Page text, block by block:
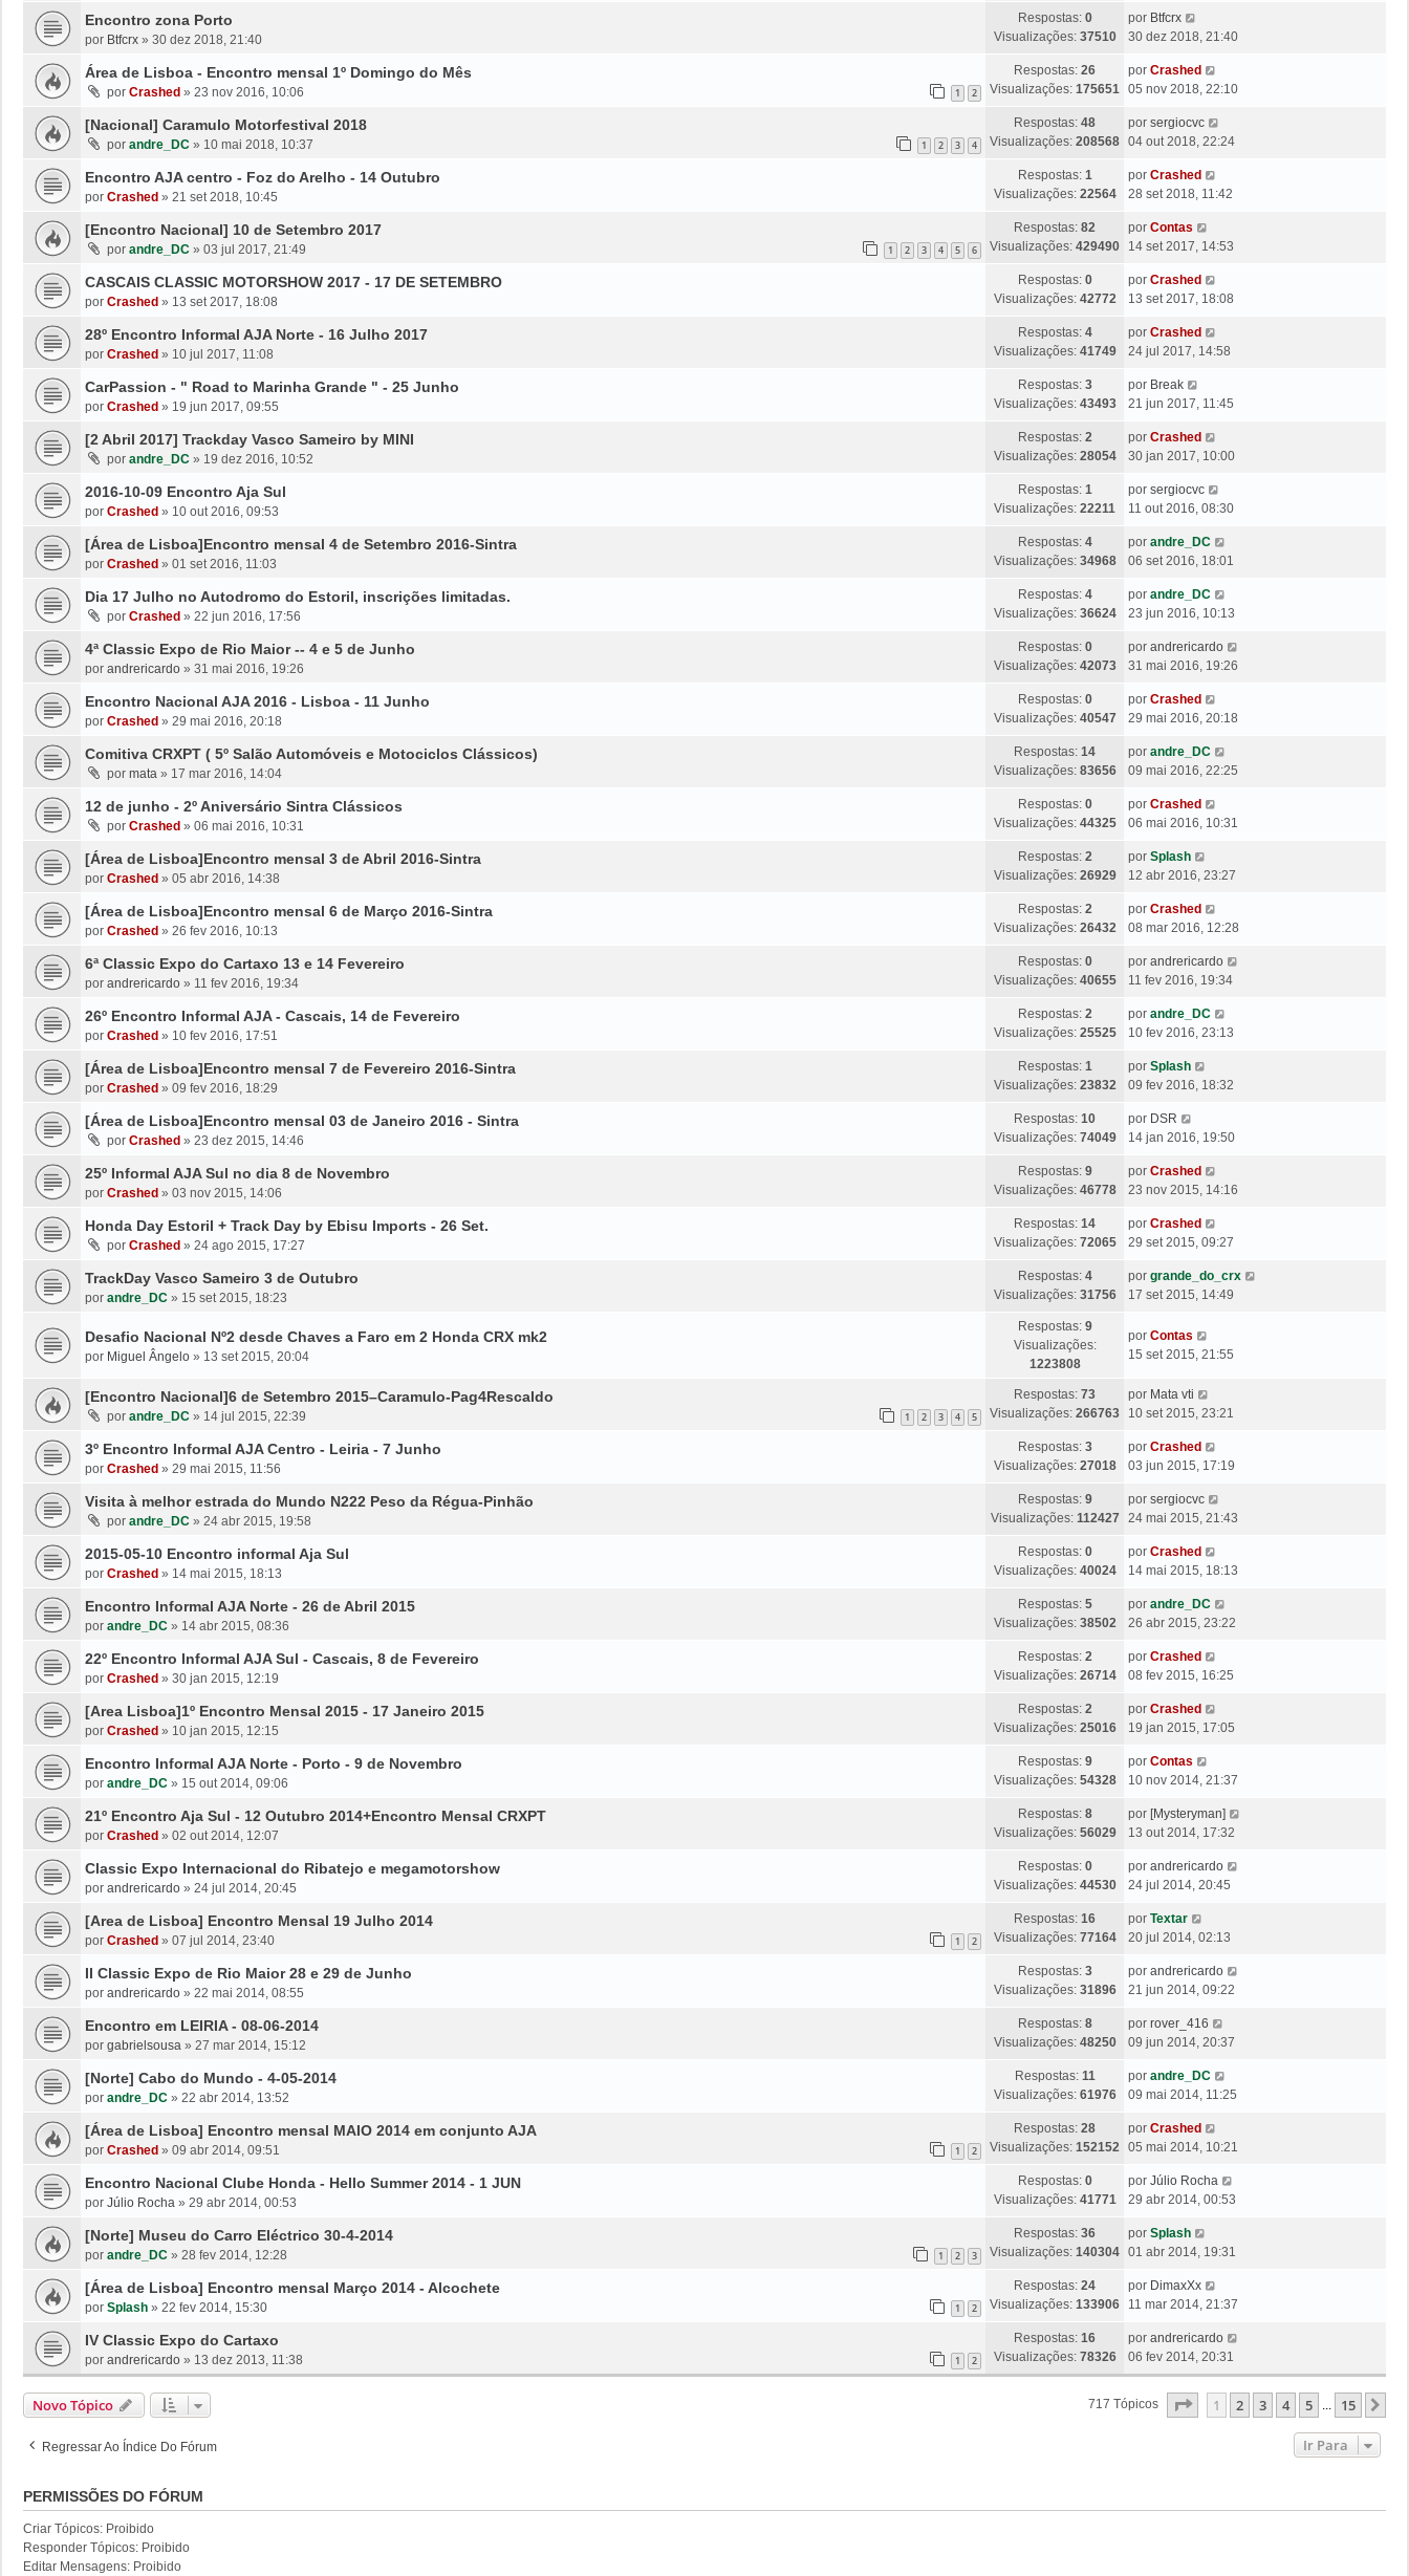
g
e
s
g
e
M
e
s
g
e
i
m
M
e
s
g
e
Encontro zona Porto
por Btfcrx » 30 dez 2018, 21:40
Respostas: 0
Visualizações: 37510
Ú
l
i
m
M
e
s
g
e
por Btfcrx
30 dez 2018, 21:40
Área de Lisboa - Encontro mensal 1º Domingo do Mês
por Crashed » 23 nov 2016, 10:06 1 2
Respostas: 26
Visualizações: 175651
Ú
l
i
m
M
e
s
g
e
por Crashed
05 nov 2018, 22:10
[Nacional] Caramulo Motorfestival 2018
por andre_DC » 10 mai 2018, 10:37 1 2 3 4
Respostas: 48
Visualizações: 208568
Ú
l
i
m
M
e
s
g
e
por sergiocvc
04 out 2018, 22:24
Encontro AJA centro - Foz do Arelho - 14 Outubro
por Crashed » 21 set 2018, 10:45
Respostas: 1
Visualizações: 22564
Ú
l
i
m
M
e
s
g
e
por Crashed
28 set 2018, 11:42
[Encontro Nacional] 10 de Setembro 2017
por andre_DC » 03 jul 2017, 21:49 1 2 3 4 5 6
Respostas: 82
Visualizações: 429490
Ú
l
i
m
M
e
s
g
e
por Contas
14 set 2017, 14:53
CASCAIS CLASSIC MOTORSHOW 2017 - 17 DE SETEMBRO
por Crashed » 13 set 2017, 18:08
Respostas: 0
Visualizações: 42772
Ú
l
i
m
M
e
s
g
e
por Crashed
13 set 2017, 18:08
28º Encontro Informal AJA Norte - 16 Julho 2017
por Crashed » 10 jul 2017, 11:08
Respostas: 4
Visualizações: 41749
Ú
l
i
m
M
e
s
g
e
por Crashed
24 jul 2017, 14:58
CarPassion - " Road to Marinha Grande " - 25 Junho
por Crashed » 19 jun 2017, 09:55
Respostas: 3
Visualizações: 43493
Ú
l
i
m
M
e
s
g
e
por Break
21 jun 2017, 11:45
[2 Abril 2017] Trackday Vasco Sameiro by MINI
por andre_DC » 19 dez 2016, 10:52
Respostas: 2
Visualizações: 28054
Ú
l
i
m
M
e
s
g
e
por Crashed
30 jan 2017, 10:00
2016-10-09 Encontro Aja Sul
por Crashed » 10 out 2016, 09:53
Respostas: 1
Visualizações: 22211
Ú
l
i
m
M
e
s
g
e
por sergiocvc
11 out 2016, 08:30
[Área de Lisboa]Encontro mensal 4 de Setembro 2016-Sintra
por Crashed » 01 set 2016, 11:03
Respostas: 4
Visualizações: 34968
Ú
l
i
m
M
e
s
g
e
por andre_DC
06 set 2016, 18:01
Dia 17 Julho no Autodromo do Estoril, inscrições limitadas.
por Crashed » 22 jun 2016, 17:56
Respostas: 4
Visualizações: 36624
Ú
l
i
m
M
e
s
g
e
por andre_DC
23 jun 2016, 10:13
4ª Classic Expo de Rio Maior -- 4 e 5 de Junho
por andrericardo » 31 mai 2016, 19:26
Respostas: 0
Visualizações: 42073
Ú
l
i
m
M
e
s
g
e
por andrericardo
31 mai 2016, 19:26
Encontro Nacional AJA 2016 - Lisboa - 11 Junho
por Crashed » 29 mai 2016, 20:18
Respostas: 0
Visualizações: 40547
Ú
l
i
m
M
e
s
g
e
por Crashed
29 mai 2016, 20:18
Comitiva CRXPT ( 5º Salão Automóveis e Motociclos Clássicos)
por mata » 17 mar 2016, 14:04
Respostas: 14
Visualizações: 83656
Ú
l
i
m
M
e
s
g
e
por andre_DC
09 mai 2016, 22:25
12 de junho - 2º Aniversário Sintra Clássicos
por Crashed » 06 mai 2016, 10:31
Respostas: 0
Visualizações: 44325
Ú
l
i
m
M
e
s
g
e
por Crashed
06 mai 2016, 10:31
[Área de Lisboa]Encontro mensal 3 de Abril 2016-Sintra
por Crashed » 05 abr 2016, 14:38
Respostas: 2
Visualizações: 26929
Ú
l
i
m
M
e
s
g
e
por Splash
12 abr 2016, 23:27
[Área de Lisboa]Encontro mensal 6 de Março 2016-Sintra
por Crashed » 26 fev 2016, 10:13
Respostas: 2
Visualizações: 26432
Ú
l
i
m
M
e
s
g
e
por Crashed
08 mar 2016, 12:28
6ª Classic Expo do Cartaxo 13 e 14 Fevereiro
por andrericardo » 11 fev 2016, 19:34
Respostas: 0
Visualizações: 40655
Ú
l
i
m
M
e
s
g
e
por andrericardo
11 fev 2016, 19:34
26º Encontro Informal AJA - Cascais, 14 de Fevereiro
por Crashed » 10 fev 2016, 17:51
Respostas: 2
Visualizações: 25525
Ú
l
i
m
M
e
s
g
e
por andre_DC
10 fev 2016, 23:13
[Área de Lisboa]Encontro mensal 7 de Fevereiro 2016-Sintra
por Crashed » 09 fev 2016, 18:29
Respostas: 1
Visualizações: 23832
Ú
l
i
m
M
e
s
g
e
por Splash
09 fev 2016, 18:32
[Área de Lisboa]Encontro mensal 03 de Janeiro 2016 - Sintra
por Crashed » 23 dez 2015, 14:46
Respostas: 10
Visualizações: 74049
Ú
l
i
m
M
e
s
e
m
por DSR
14 jan 2016, 19:50
25º Informal AJA Sul no dia 8 de Novembro
por Crashed » 03 nov 2015, 14:06
Respostas: 9
Visualizações: 46778
Ú
l
i
m
M
e
s
a
e
m
por Crashed
23 nov 2015, 14:16
Honda Day Estoril + Track Day by Ebisu Imports - 26 Set.
por Crashed » 24 ago 2015, 17:27
Respostas: 14
Visualizações: 72065
Ú
l
i
m
M
e
s
a
e
m
por Crashed
29 set 2015, 09:27
TrackDay Vasco Sameiro 3 de Outubro
por andre_DC » 15 set 2015, 18:23
Respostas: 4
Visualizações: 31756
Ú
l
i
m
M
e
s
a
e
m
por grande_do_crx
17 set 2015, 14:49
Desafio Nacional Nº2 desde Chaves a Faro em 2 Honda CRX mk2
por Miguel Ângelo » 13 set 2015, 20:04
Respostas: 9
Visualizações:
1223808
Ú
l
i
m
M
e
s
a
e
m
por Contas
15 set 2015, 21:55
[Encontro Nacional]6 de Setembro 2015–Caramulo-Pag4Rescaldo
por andre_DC » 14 jul 2015, 22:39 1 2 3 4 5
Respostas: 73
Visualizações: 266763
Ú
l
i
m
M
e
s
g
e
por Mata vti
10 set 2015, 23:21
3º Encontro Informal AJA Centro - Leiria - 7 Junho
por Crashed » 29 mai 2015, 11:56
Respostas: 3
Visualizações: 27018
Ú
l
i
m
M
e
s
g
e
por Crashed
03 jun 2015, 17:19
Visita à melhor estrada do Mundo N222 Peso da Régua-Pinhão
por andre_DC » 24 abr 2015, 19:58
Respostas: 9
Visualizações: 112427
Ú
l
i
m
M
e
s
g
e
por sergiocvc
24 mai 2015, 21:43
2015-05-10 Encontro informal Aja Sul
por Crashed » 14 mai 2015, 18:13
Respostas: 0
Visualizações: 40024
Ú
l
i
m
M
e
s
g
e
por Crashed
14 mai 2015, 18:13
Encontro Informal AJA Norte - 26 de Abril 2015
por andre_DC » 14 abr 2015, 08:36
Respostas: 5
Visualizações: 38502
Ú
l
i
m
M
e
s
g
e
por andre_DC
26 abr 2015, 23:22
22º Encontro Informal AJA Sul - Cascais, 8 de Fevereiro
por Crashed » 30 jan 2015, 12:19
Respostas: 2
Visualizações: 26714
Ú
l
i
m
M
e
s
g
e
por Crashed
08 fev 2015, 16:25
[Area Lisboa]1º Encontro Mensal 2015 - 17 Janeiro 2015
por Crashed » 10 jan 2015, 12:15
Respostas: 2
Visualizações: 25016
Ú
l
i
m
M
e
s
g
e
por Crashed
19 jan 2015, 17:05
Encontro Informal AJA Norte - Porto - 9 de Novembro
por andre_DC » 15 out 2014, 09:06
Respostas: 9
Visualizações: 54328
Ú
l
i
m
M
e
s
g
e
por Contas
10 nov 2014, 21:37
21º Encontro Aja Sul - 12 Outubro 2014+Encontro Mensal CRXPT
por Crashed » 02 out 2014, 12:07
Respostas: 8
Visualizações: 56029
Ú
l
i
m
M
e
s
g
e
por [Mysteryman]
13 out 2014, 17:32
Classic Expo Internacional do Ribatejo e megamotorshow
por andrericardo » 24 jul 2014, 20:45
Respostas: 0
Visualizações: 44530
Ú
l
i
m
M
e
s
g
e
por andrericardo
24 jul 2014, 20:45
[Area de Lisboa] Encontro Mensal 19 Julho 2014
por Crashed » 07 jul 2014, 23:40 1 2
Respostas: 16
Visualizações: 77164
Ú
l
i
m
M
e
s
g
e
por Textar
20 jul 2014, 02:13
II Classic Expo de Rio Maior 28 e 29 de Junho
por andrericardo » 22 mai 2014, 08:55
Respostas: 3
Visualizações: 31896
Ú
l
i
m
M
e
s
g
e
por andrericardo
21 jun 2014, 09:22
Encontro em LEIRIA - 08-06-2014
por gabrielsousa » 27 mar 2014, 15:12
Respostas: 8
Visualizações: 48250
Ú
l
i
m
M
e
s
g
e
por rover_416
09 jun 2014, 20:37
[Norte] Cabo do Mundo - 4-05-2014
por andre_DC » 22 abr 2014, 13:52
Respostas: 11
Visualizações: 61976
Ú
l
i
m
M
e
s
g
e
por andre_DC
09 mai 2014, 11:25
[Área de Lisboa] Encontro mensal MAIO 2014 em conjunto AJA
por Crashed » 09 abr 2014, 09:51 1 2
Respostas: 28
Visualizações: 152152
Ú
l
i
m
M
e
s
g
e
m
por Crashed
05 mai 2014, 10:21
Encontro Nacional Clube Honda - Hello Summer 2014 - 1 JUN
por Júlio Rocha » 29 abr 2014, 00:53
Respostas: 0
Visualizações: 41771
Ú
l
i
m
M
e
s
e
por Júlio Rocha
29 abr 2014, 00:53
[Norte] Museu do Carro Eléctrico 30-4-2014
por andre_DC » 28 fev 2014, 12:28 1 2 3
Respostas: 36
Visualizações: 140304
Ú
l
i
m
M
e
s
por Splash
01 abr 2014, 19:31
[Área de Lisboa] Encontro mensal Março 2014 - Alcochete
por Splash » 22 fev 2014, 15:30 1 2
Respostas: 24
Visualizações: 133906
Ú
l
i
m
a
M
e
por DimaxXx
11 mar 2014, 21:37
IV Classic Expo do Cartaxo
por andrericardo » 13 dez 2013, 11:38 1 2
Respostas: 16
Visualizações: 78326
Ú
l
t
m
s
por andrericardo
06 fev 2014, 20:31
Novo Tópico 717 Tópicos Página1 De 15
1 2 3 4 5 ... 15
Regressar Ao Índice Do Fórum Ir Para
PERMISSÕES DO FÓRUM
Criar Tópicos: Proibido
Responder Tópicos: Proibido
Editar Mensagens: Proibido